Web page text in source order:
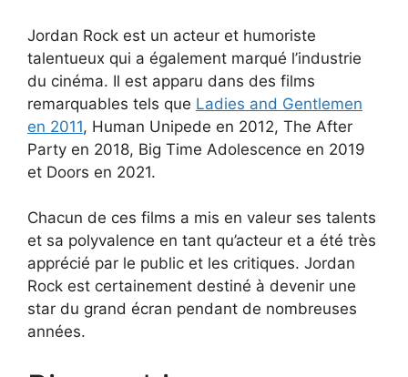
Jordan Rock est un acteur et humoriste
talentueux qui a également marqué l’industrie
du cinéma. Il est apparu dans des films
remarquables tels que Ladies and Gentlemen
en 2011, Human Unipede en 2012, The After
Party en 2018, Big Time Adolescence en 2019
et Doors en 2021.
Chacun de ces films a mis en valeur ses talents
et sa polyvalence en tant qu’acteur et a été très
apprécié par le public et les critiques. Jordan
Rock est certainement destiné à devenir une
star du grand écran pendant de nombreuses
années.